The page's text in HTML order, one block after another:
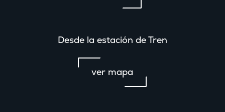
Desde la estación de Tren
ver mapa